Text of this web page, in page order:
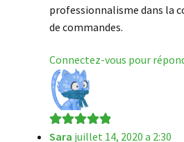
professionnalisme dans la
de commandes.
Connectez-vous pour
Note 5sur 5
Sara juillet 14, 2020 a 2:30